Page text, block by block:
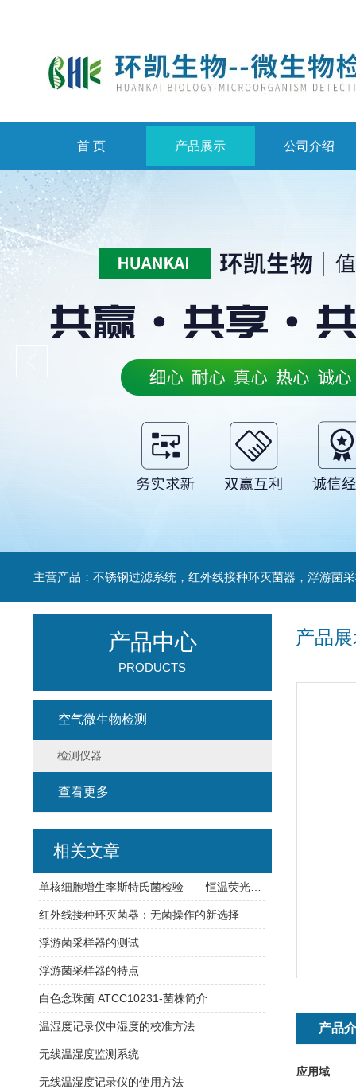
首 页 产品展示 公司介绍
产品
产品
应用域
产品中心
PRODUCTS
空气微生物检测
检测仪器
查看更多
相关文章
红外线接种环灭菌器：无菌操作的新选择
浮游菌采样器的测试
浮游菌采样器的特点
白色念珠菌 ATCC10231-菌株简介
温湿度记录仪中湿度的校准方法
无线温湿度监测系统
无线温湿度记录仪的使用方法